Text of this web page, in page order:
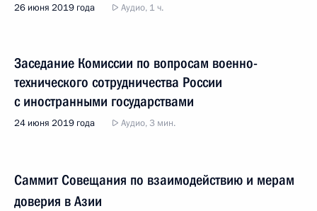
26 июня 2019 года Аудио, 1 ч.
Заседание Комиссии по вопросам военно-
технического сотрудничества России
с иностранными государствами
24 июня 2019 года Аудио, 3 мин.
Саммит Совещания по взаимодействию и мерам
доверия в Азии